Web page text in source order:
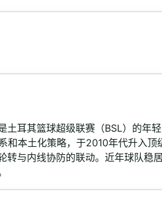
耳其篮球超级联赛（BSL）的年
本土化策略，于2010年代升入顶
与内线协防的联动。近年球队稳